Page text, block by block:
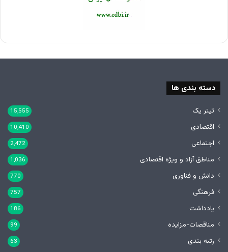
دسته بندی ها
تیتر یک 15,555
اقتصادی 10,410
اجتماعی 2,472
مناطق آزاد و ویژه اقتصادی 1,036
دانش و فناوری 770
فرهنگی 757
یادداشت 186
مناقصات-مزایده 99
رتبه بندی 63